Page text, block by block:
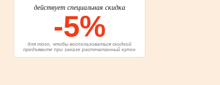
действует специальная скидка
-5%
для того, чтобы воспользоваться скидкой
предъявите при заказе распечатанный купон